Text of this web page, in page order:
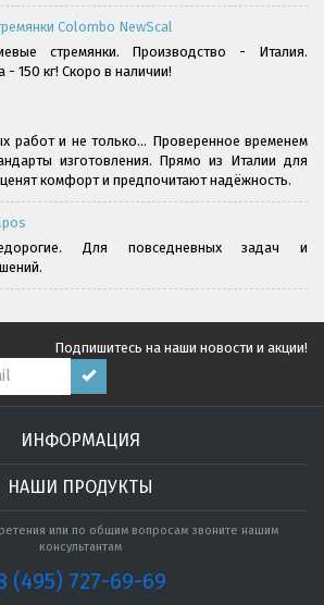
Colombo NewScal
стремянки. Производство - Италия.
- 150 кг! Скоро в наличии!
работ и не только... Проверенное временем
изготовления. Прямо из Италии для
комфорт и предпочитают надёжность.
Для повседневных задач и
Подпишитесь на наши новости и акции!
ИНФОРМАЦИЯ
НАШИ ПРОДУКТЫ
или по общим вопросам звоните нашим
консультантам
(495) 727-69-69